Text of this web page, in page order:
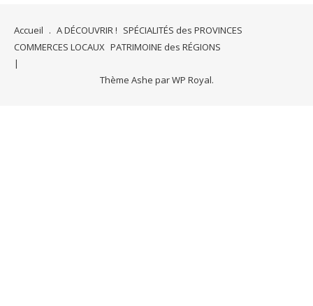
Accueil . A DÉCOUVRIR ! SPÉCIALITÉS des PROVINCES
COMMERCES LOCAUX PATRIMOINE des RÉGIONS
Thème Ashe parWP Royal.